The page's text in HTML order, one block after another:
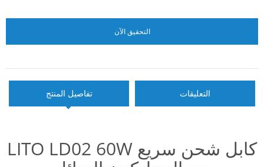
التحقيق الآن
تفاصيل المنتج التعليقات
LITO LD02 60W كابل شحن سريع